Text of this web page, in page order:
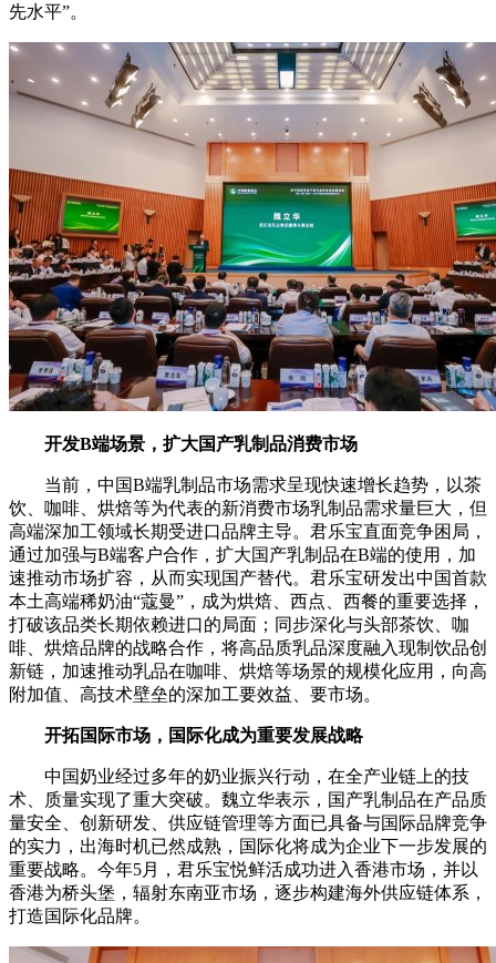
先水平”。
开发B端场景，扩大国产乳制品消费市场
当前，中国B端乳制品市场需求呈现快速增长趋势，以茶
饮、咖啡、烘焙等为代表的新消费市场乳制品需求量巨大，但
高端深加工领域长期受进口品牌主导。君乐宝直面竞争困局，
通过加强与B端客户合作，扩大国产乳制品在B端的使用，加
速推动市场扩容，从而实现国产替代。君乐宝研发出中国首款
本土高端稀奶油“蔻曼”，成为烘焙、西点、西餐的重要选择，
打破该品类长期依赖进口的局面；同步深化与头部茶饮、咖
啡、烘焙品牌的战略合作，将高品质乳品深度融入现制饮品创
新链，加速推动乳品在咖啡、烘焙等场景的规模化应用，向高
附加值、高技术壁垒的深加工要效益、要市场。
开拓国际市场，国际化成为重要发展战略
中国奶业经过多年的奶业振兴行动，在全产业链上的技
术、质量实现了重大突破。魏立华表示，国产乳制品在产品质
量安全、创新研发、供应链管理等方面已具备与国际品牌竞争
的实力，出海时机已然成熟，国际化将成为企业下一步发展的
重要战略。今年5月，君乐宝悦鲜活成功进入香港市场，并以
香港为桥头堡，辐射东南亚市场，逐步构建海外供应链体系，
打造国际化品牌。